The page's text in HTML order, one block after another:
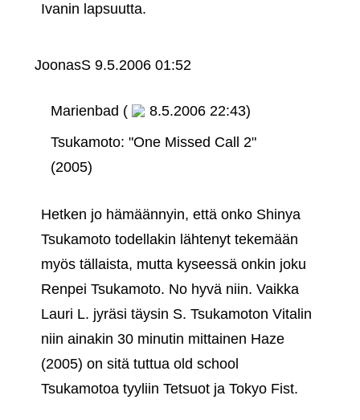
Ivanin lapsuutta.
JoonasS 9.5.2006 01:52
Marienbad (
8.5.2006 22:43)
Tsukamoto: "One Missed Call 2"
(2005)
Hetken jo hämäännyin, että onko Shinya
Tsukamoto todellakin lähtenyt tekemään
myös tällaista, mutta kyseessä onkin joku
Renpei Tsukamoto. No hyvä niin. Vaikka
Lauri L. jyräsi täysin S. Tsukamoton Vitalin
niin ainakin 30 minutin mittainen Haze
(2005) on sitä tuttua old school
Tsukamotoa tyyliin Tetsuot ja Tokyo Fist.